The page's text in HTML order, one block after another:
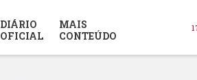
DIÁRIO
OFICIAL
MAIS
CONTEÚDO